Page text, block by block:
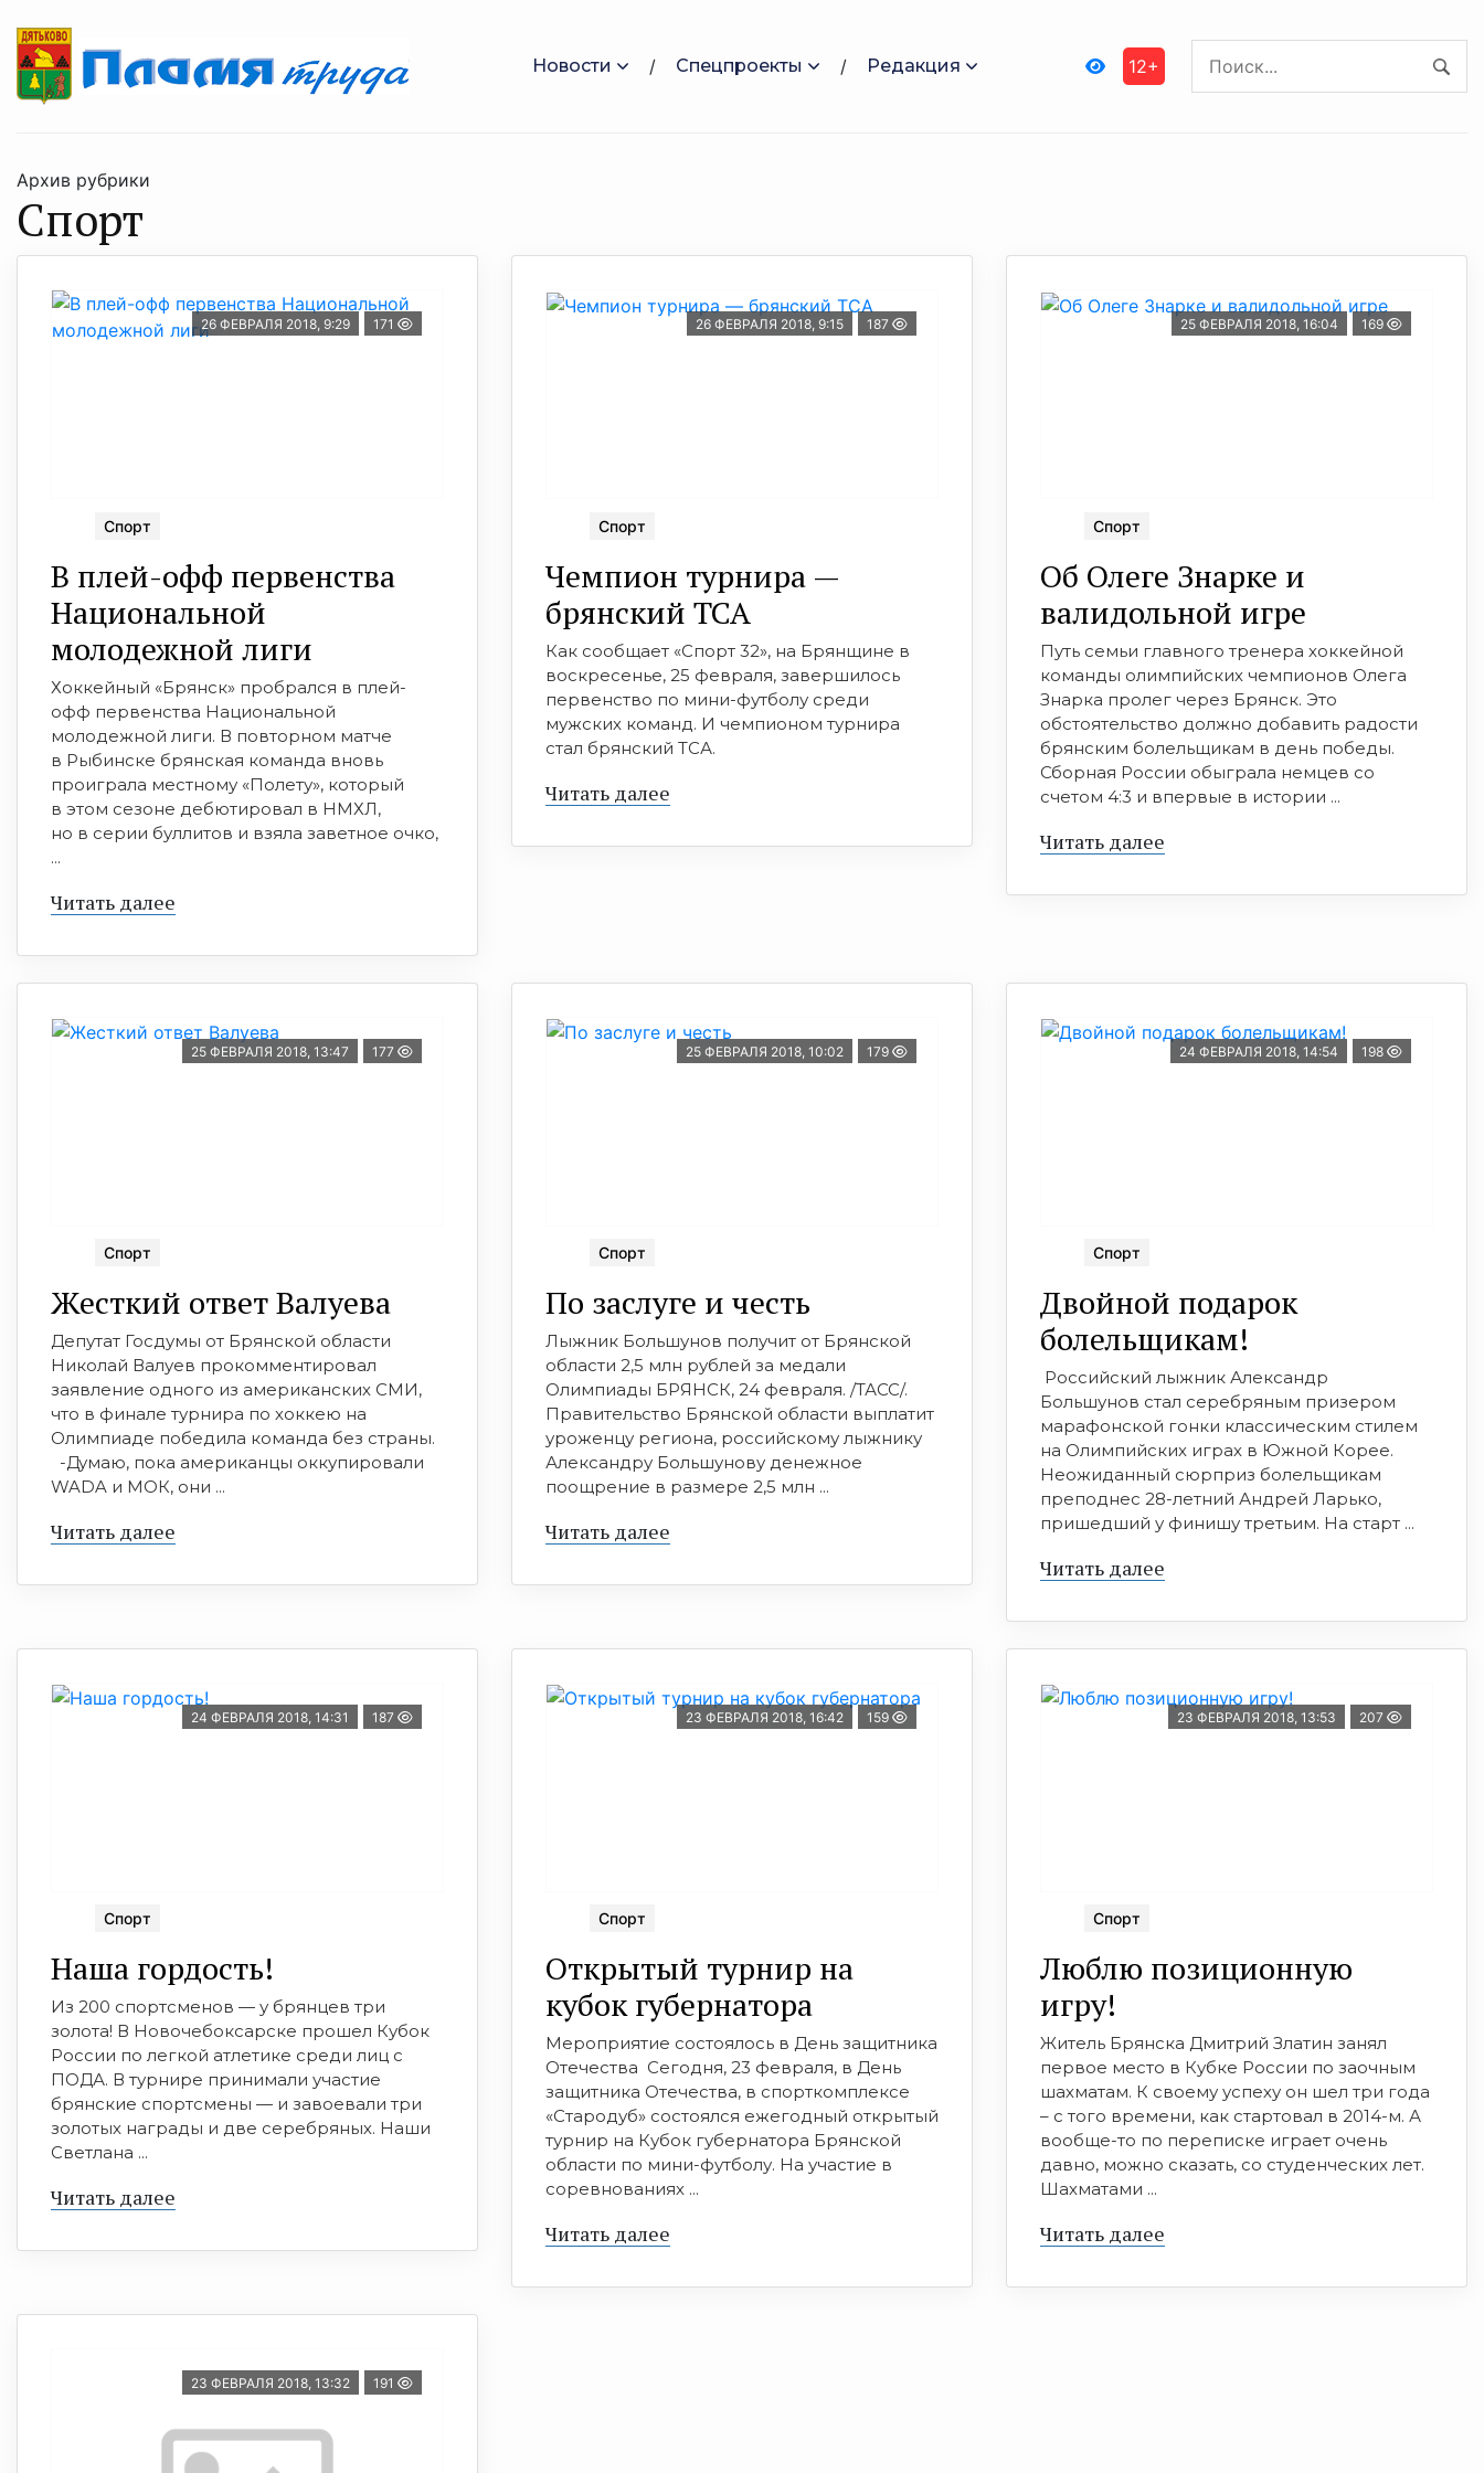
Новости Спецпроекты Редакция 12+
Архив рубрики
Спорт
26 ФЕВРАЛЯ 2018, 9:29 171
Спорт
В плей-офф первенства
Национальной
молодежной лиги
Хоккейный «Брянск» пробрался в плей-
офф первенства Национальной
молодежной лиги. В повторном матче
в Рыбинске брянская команда вновь
проиграла местному «Полету», который
в этом сезоне дебютировал в НМХЛ,
но в серии буллитов и взяла заветное очко,
...
Читать далее
26 ФЕВРАЛЯ 2018, 9:15 187
Спорт
Чемпион турнира —
брянский ТСА
Как сообщает «Спорт 32», на Брянщине в
воскресенье, 25 февраля, завершилось
первенство по мини-футболу среди
мужских команд. И чемпионом турнира
стал брянский ТСА.
Читать далее
25 ФЕВРАЛЯ 2018, 16:04 169
Спорт
Об Олеге Знарке и
валидольной игре
Путь семьи главного тренера хоккейной
команды олимпийских чемпионов Олега
Знарка пролег через Брянск. Это
обстоятельство должно добавить радости
брянским болельщикам в день победы.
Сборная России обыграла немцев со
счетом 4:3 и впервые в истории ...
Читать далее
25 ФЕВРАЛЯ 2018, 13:47 177
Спорт
Жесткий ответ Валуева
Депутат Госдумы от Брянской области
Николай Валуев прокомментировал
заявление одного из американских СМИ,
что в финале турнира по хоккею на
Олимпиаде победила команда без страны.
-Думаю, пока американцы оккупировали
WADA и МОК, они ...
Читать далее
25 ФЕВРАЛЯ 2018, 10:02 179
Спорт
По заслуге и честь
Лыжник Большунов получит от Брянской
области 2,5 млн рублей за медали
Олимпиады БРЯНСК, 24 февраля. /ТАСС/.
Правительство Брянской области выплатит
уроженцу региона, российскому лыжнику
Александру Большунову денежное
поощрение в размере 2,5 млн ...
Читать далее
24 ФЕВРАЛЯ 2018, 14:54 198
Спорт
Двойной подарок
болельщикам!
Российский лыжник Александр
Большунов стал серебряным призером
марафонской гонки классическим стилем
на Олимпийских играх в Южной Корее.
Неожиданный сюрприз болельщикам
преподнес 28-летний Андрей Ларько,
пришедший у финишу третьим. На старт ...
Читать далее
24 ФЕВРАЛЯ 2018, 14:31 187
Спорт
Наша гордость!
Из 200 спортсменов — у брянцев три
золота! В Новочебоксарске прошел Кубок
России по легкой атлетике среди лиц с
ПОДА. В турнире принимали участие
брянские спортсмены — и завоевали три
золотых награды и две серебряных. Наши
Светлана ...
Читать далее
23 ФЕВРАЛЯ 2018, 16:42 159
Спорт
Открытый турнир на
кубок губернатора
Мероприятие состоялось в День защитника
Отечества Сегодня, 23 февраля, в День
защитника Отечества, в спорткомплексе
«Стародуб» состоялся ежегодный открытый
турнир на Кубок губернатора Брянской
области по мини-футболу. На участие в
соревнованиях ...
Читать далее
23 ФЕВРАЛЯ 2018, 13:53 207
Спорт
Люблю позиционную
игру!
Житель Брянска Дмитрий Златин занял
первое место в Кубке России по заочным
шахматам. К своему успеху он шел три года
– с того времени, как стартовал в 2014-м. А
вообще-то по переписке играет очень
давно, можно сказать, со студенческих лет.
Шахматами ...
Читать далее
23 ФЕВРАЛЯ 2018, 13:32 191